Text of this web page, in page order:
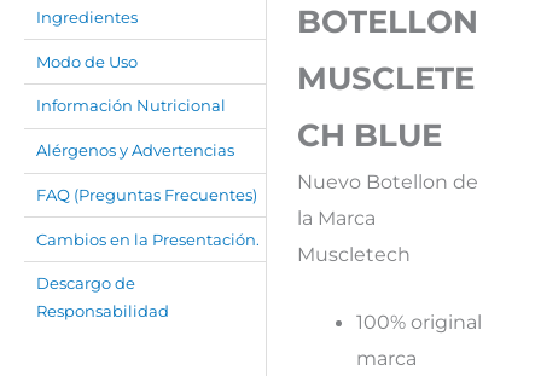
Ingredientes
Modo de Uso
Información Nutricional
Alérgenos y Advertencias
FAQ (Preguntas Frecuentes)
Cambios en la Presentación.
Descargo de
Responsabilidad
BOTELLON
MUSCLETE
CH BLUE
Nuevo Botellon de
la Marca
Muscletech
100% original
marca